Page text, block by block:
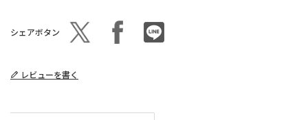
シェアボタン
レビューを書く